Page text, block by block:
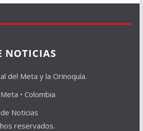
NOTICIAS
del Meta y la Orinoquía.
• Colombia
Noticias
reservados.